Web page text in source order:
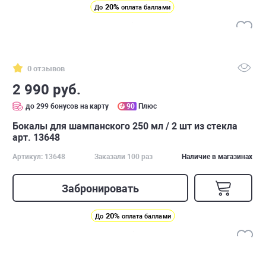
До 20% оплата баллами
0 отзывов
2 990 руб.
до 299 бонусов на карту 90 Плюс
Бокалы для шампанского 250 мл / 2 шт из стекла
арт. 13648
Артикул: 13648 Заказали 100 раз Наличие в магазинах
Забронировать
До 20% оплата баллами